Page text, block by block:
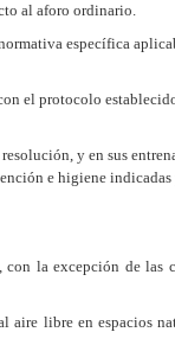
al aforo ordinario.
específica
el protocolo
y en sus
e higiene indicadas
la excepción de las
aire libre en espacios